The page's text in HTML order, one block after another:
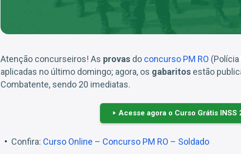
Atenção concurseiros! As provas do concurso PM RO
aplicadas no último domingo; agora, os gabaritos estão
Combatente, sendo 20 imediatas.
Acesse agora o Curso Grátis INSS
Confira: Curso Online – Concurso PM RO – Soldado